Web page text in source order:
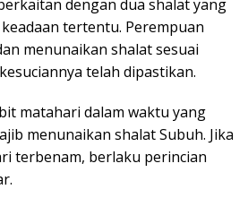
dengan dua shalat yang
tertentu. Perempuan
menunaikan shalat sesuai
telah dipastikan.
matahari dalam waktu yang
menunaikan shalat Subuh. Jika
terbenam, berlaku perincian